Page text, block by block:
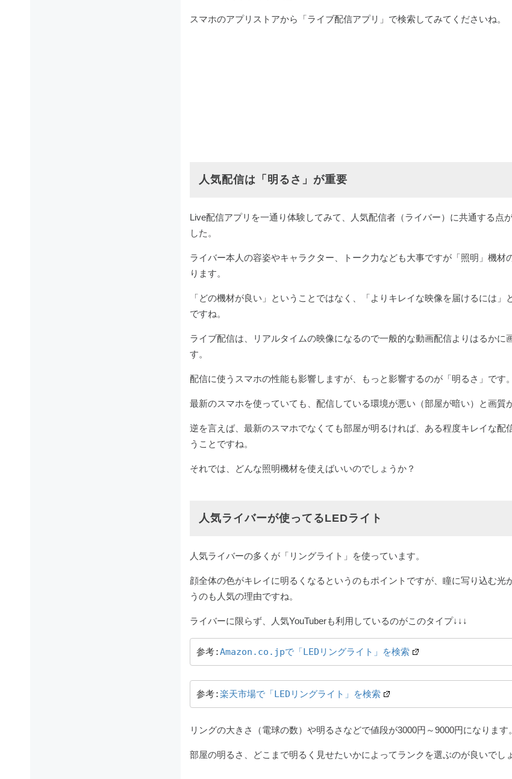
スマホのアプリストアから「ライブ配信アプリ」で検索してみてくださいね。
人気配信は「明るさ」が重要
Live配信アプリを一通り体験してみて、人気配信者（ライバー）に共通する点
した。
ライバー本人の容姿やキャラクター、トーク力なども大事ですが「照明」機材
ります。
「どの機材が良い」ということではなく、「よりキレイな映像を届けるには」
ですね。
ライブ配信は、リアルタイムの映像になるので一般的な動画配信よりはるかに
す。
配信に使うスマホの性能も影響しますが、もっと影響するのが「明るさ」です。
最新のスマホを使っていても、配信している環境が悪い（部屋が暗い）と画質
逆を言えば、最新のスマホでなくても部屋が明るければ、ある程度キレイな配
うことですね。
それでは、どんな照明機材を使えばいいのでしょうか？
人気ライバーが使ってるLEDライト
人気ライバーの多くが「リングライト」を使っています。
顔全体の色がキレイに明るくなるというのもポイントですが、瞳に写り込む光
うのも人気の理由ですね。
ライバーに限らず、人気YouTuberも利用しているのがこのタイプ↓↓↓
参考:Amazon.co.jpで「LEDリングライト」を検索
参考:楽天市場で「LEDリングライト」を検索
リングの大きさ（電球の数）や明るさなどで値段が3000円～9000円になります。
部屋の明るさ、どこまで明るく見せたいかによってランクを選ぶのが良いでし